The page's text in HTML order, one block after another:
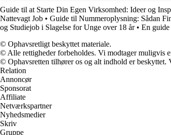
Guide til at Starte Din Egen Virksomhed: Ideer og
Nattevagt Job • Guide til Nummeroplysning: Sådan
og Studiejob i Slagelse for Unge over 18 år• En guide
© Ophavsretligt beskyttet materiale.
© Alle rettigheder forbeholdes. Vi modtager muligvis
© Ophavsretten tilhører os og alt indhold er beskyttet.
Relation
Annoncør
Sponsorat
Affiliate
Netværkspartner
Nyhedsmedier
Skriv
Gruppe